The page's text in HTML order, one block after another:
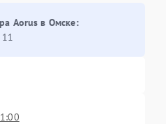
Aorus в Омске:
11